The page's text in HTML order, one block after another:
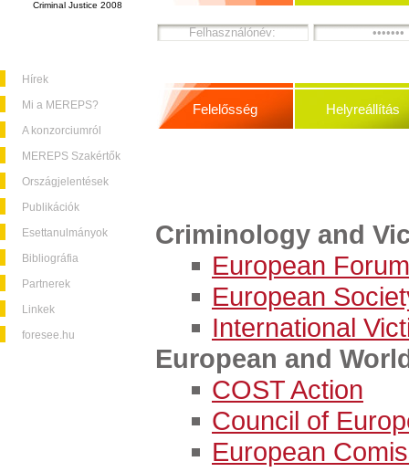
Criminal Justice 2008
Hírek
Mi a MEREPS?
A konzorciumról
MEREPS Szakértők
Országjelentések
Publikációk
Esettanulmányok
Bibliográfia
Partnerek
Linkek
foresee.hu
Felelősség Helyreállítás
Criminology and
European
European
International
European and
COST Action
Council of
European